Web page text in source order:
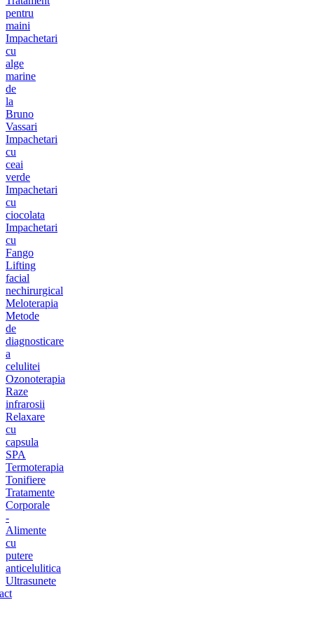
pentru
maini
Impachetari
cu
alge
marine
de
la
Bruno
Vassari
Impachetari
cu
ceai
verde
Impachetari
cu
ciocolata
Impachetari
cu
Fango
Lifting
facial
nechirurgical
Meloterapia
Metode
de
diagnosticare
a
celulitei
Ozonoterapia
Raze
infrarosii
Relaxare
cu
capsula
SPA
Termoterapia
Tonifiere
Tratamente
Corporale
-
Alimente
cu
putere
anticelulitica
Ultrasunete